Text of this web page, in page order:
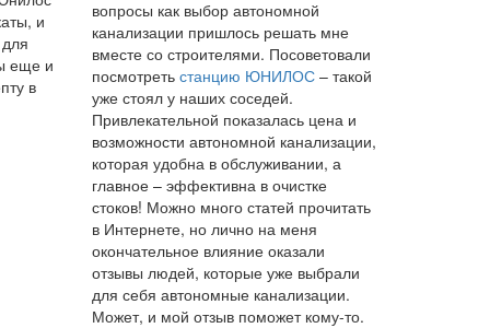
и
еще и
в
вопросы как выбор автономной
канализации пришлось решать мне
вместе со строителями. Посоветовали
посмотреть станцию ЮНИЛОС– такой
уже стоял у наших соседей.
Привлекательной показалась цена и
возможности автономной канализации,
которая удобна в обслуживании, а
главное – эффективна в очистке
стоков! Можно много статей прочитать
в Интернете, но лично на меня
окончательное влияние оказали
отзывы людей, которые уже выбрали
для себя автономные канализации.
Может, и мой отзыв поможет кому-то.